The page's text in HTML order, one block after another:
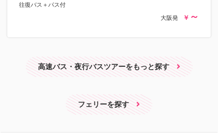
往復バス＋パス付
大阪発
高速バス・夜行バスツアーをもっと探す
フェリーを探す